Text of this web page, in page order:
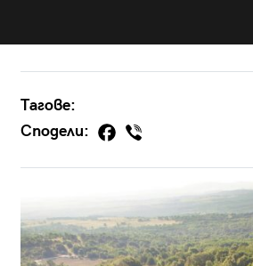
Тагове:
Сподели: